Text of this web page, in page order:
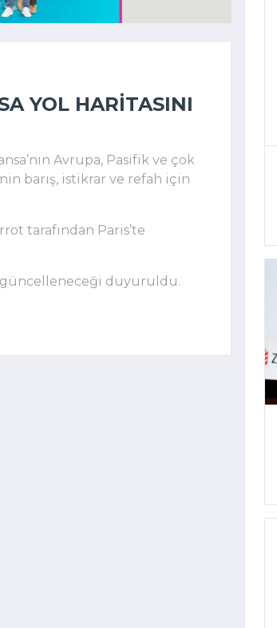
YOL HARITASINI
Avrupa, Pasifik ve çok
barış, istikrar ve refah için
tarafından Paris’te
güncelleneceği duyuruldu.